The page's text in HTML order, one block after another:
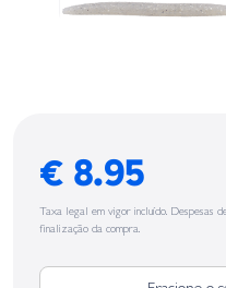
€ 8.95
Taxa legal em vigor incluído. Despesas
finalização da compra.